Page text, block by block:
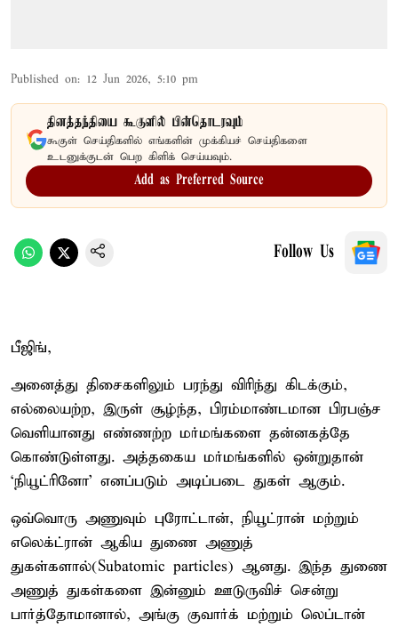
Published on: 12 Jun 2026, 5:10 pm
தினத்தந்தியை கூகுளில் பின்தொடரவும்
கூகுள் செய்திகளில் எங்களின் முக்கியச் செய்திகளை
உடனுக்குடன் பெற கிளிக் செய்யவும்.
Add as Preferred Source
Follow Us
பீஜிங்,
அனைத்து திசைகளிலும் பரந்து விரிந்து கிடக்கும்,
எல்லையற்ற, இருள் சூழ்ந்த, பிரம்மாண்டமான பிரபஞ்ச
வெளியானது எண்ணற்ற மர்மங்களை தன்னகத்தே
கொண்டுள்ளது. அத்தகைய மர்மங்களில் ஒன்றுதான்
‘நியூட்ரினோ’ எனப்படும் அடிப்படை துகள் ஆகும்.
ஒவ்வொரு அணுவும் புரோட்டான், நியூட்ரான் மற்றும்
எலெக்ட்ரான் ஆகிய துணை அணுத்
துகள்களால்(Subatomic particles) ஆனது. இந்த துணை
அணுத் துகள்களை இன்னும் ஊடுருவிச் சென்று
பார்த்தோமானால், அங்கு குவார்க் மற்றும் லெப்டான்